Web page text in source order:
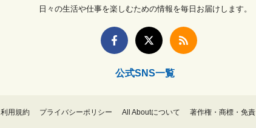
日々の生活や仕事を楽しむための情報を毎日お届けします。
公式SNS一覧
利用規約 プライバシーポリシー All Aboutについて 著作権・商標・免責